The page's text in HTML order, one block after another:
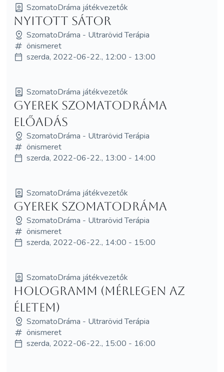
SzomatoDráma játékvezetők
NYITOTT SÁTOR
SzomatoDráma - Ultrarövid Terápia
önismeret
szerda, 2022-06-22., 12:00 - 13:00
SzomatoDráma játékvezetők
Gyerek SzomatoDráma
előadás
SzomatoDráma - Ultrarövid Terápia
önismeret
szerda, 2022-06-22., 13:00 - 14:00
SzomatoDráma játékvezetők
Gyerek SzomatoDráma
SzomatoDráma - Ultrarövid Terápia
önismeret
szerda, 2022-06-22., 14:00 - 15:00
SzomatoDráma játékvezetők
HologramM (mérlegen az
életem)
SzomatoDráma - Ultrarövid Terápia
önismeret
szerda, 2022-06-22., 15:00 - 16:00